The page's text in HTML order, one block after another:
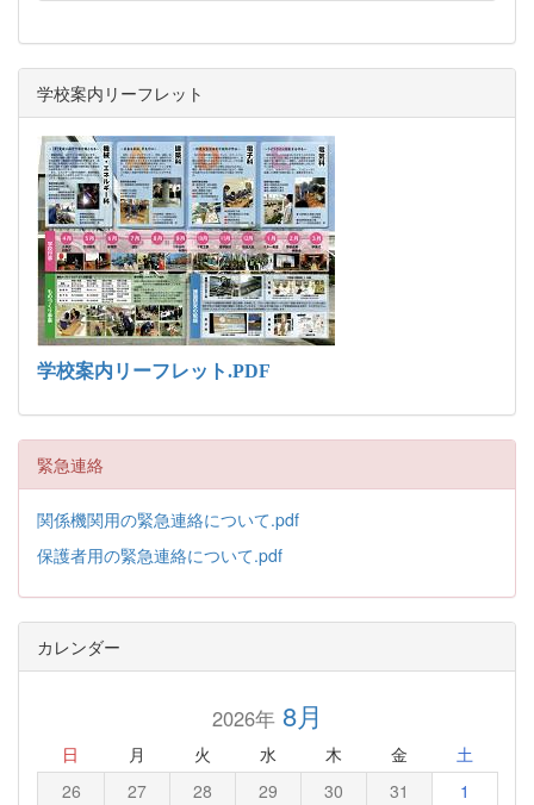
学校案内リーフレット
学校案内リーフレット.PDF
緊急連絡
関係機関用の緊急連絡について.pdf
保護者用の緊急連絡について.pdf
カレンダー
2026年8月
日 月 火 水 木 金 土
26 27 28 29 30 31 1